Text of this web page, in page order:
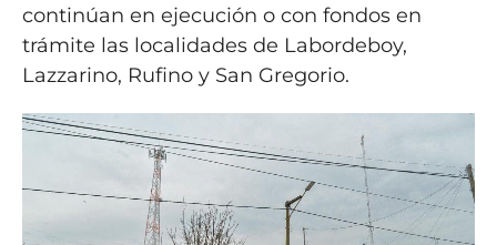
continúan en ejecución o con fondos en
trámite las localidades de Labordeboy,
Lazzarino, Rufino y San Gregorio.